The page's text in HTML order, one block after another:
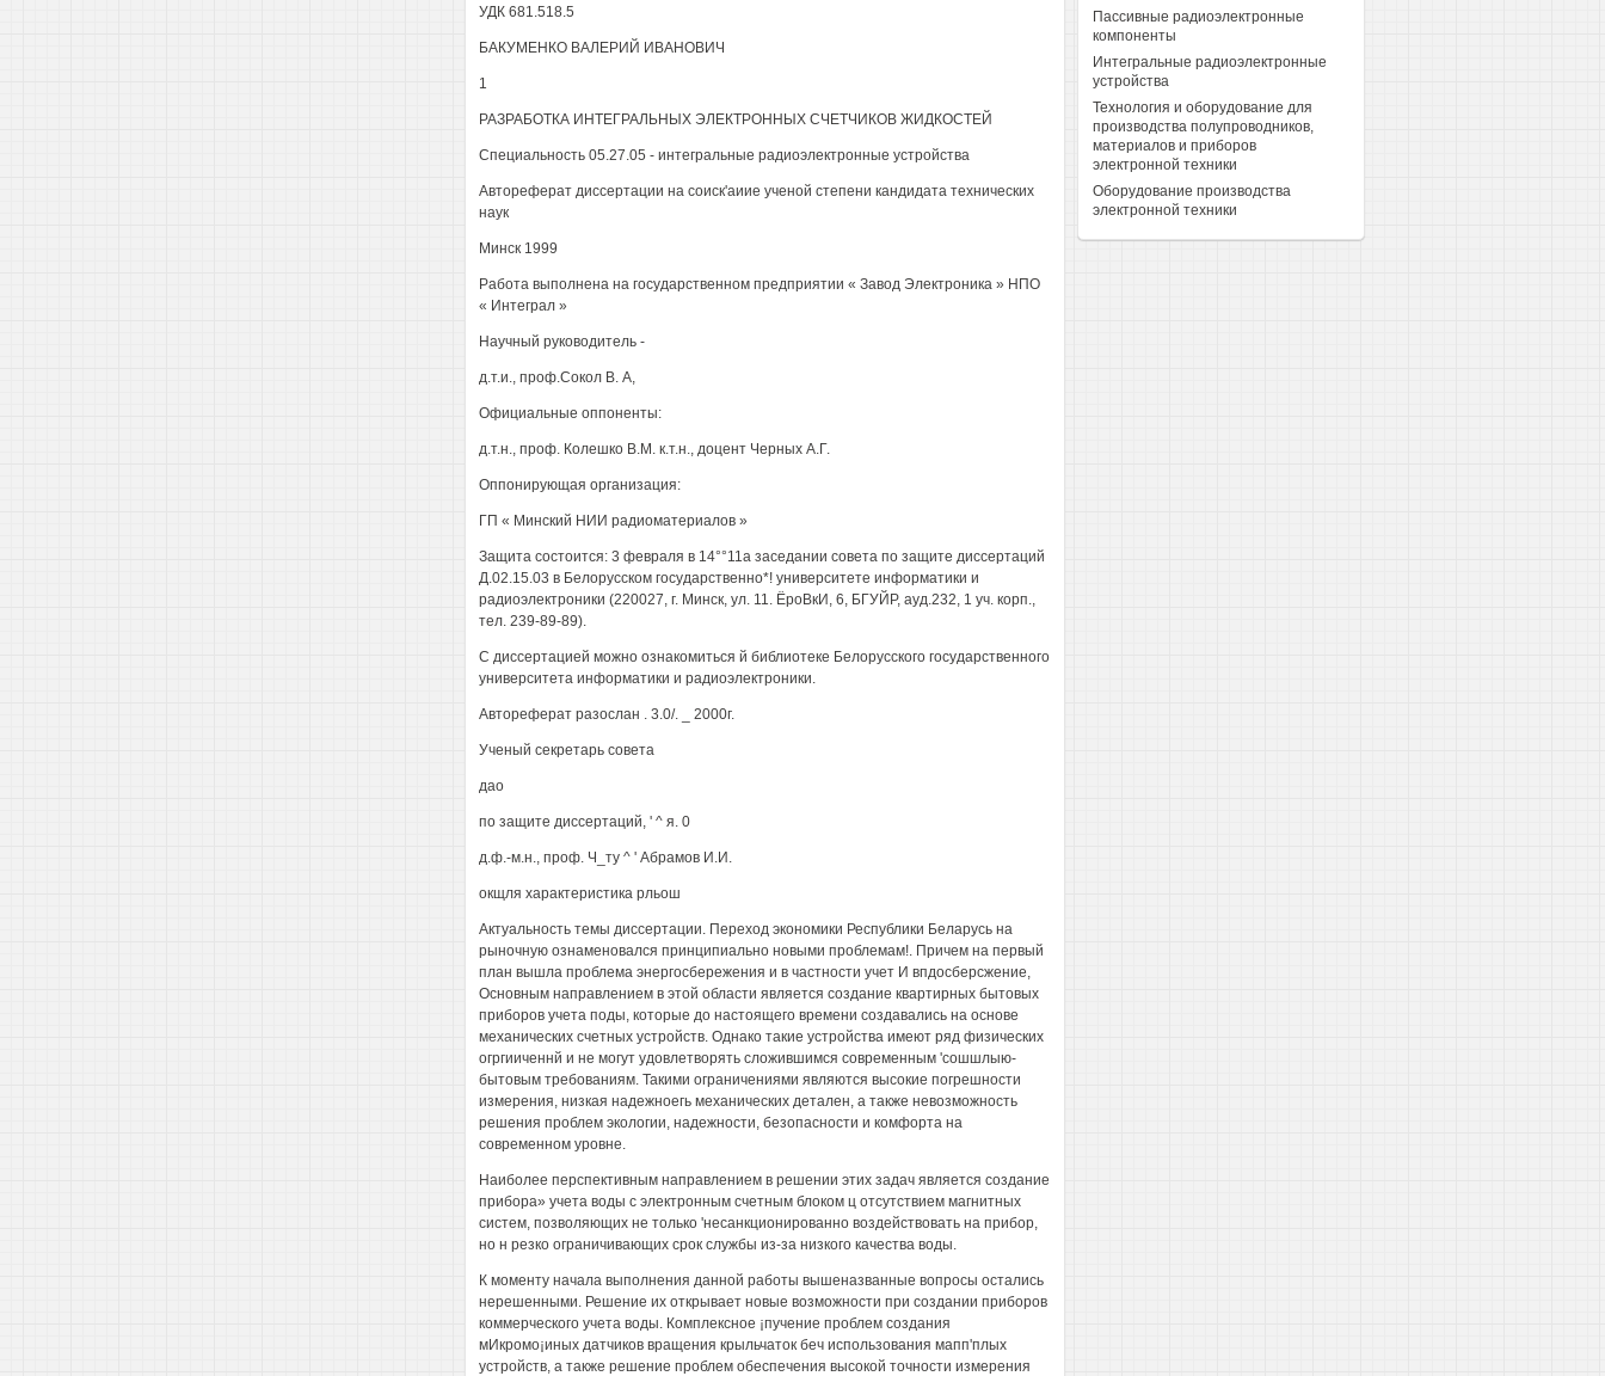
УДК 681.518.5
БАКУМЕНКО ВАЛЕРИЙ ИВАНОВИЧ
1
РАЗРАБОТКА ИНТЕГРАЛЬНЫХ ЭЛЕКТРОННЫХ СЧЕТЧИКОВ ЖИДКОСТЕЙ
Специальность 05.27.05 - интегральные радиоэлектронные устройства
Автореферат диссертации на соиск'аиие ученой степени кандидата технических
наук
Минск 1999
Работа выполнена на государственном предприятии « Завод Электроника » НПО
« Интеграл »
Научный руководитель -
д.т.и., проф.Сокол В. А,
Официальные оппоненты:
д.т.н., проф. Колешко В.М. к.т.н., доцент Черных А.Г.
Оппонирующая организация:
ГП « Минский НИИ радиоматериалов »
Защита состоится: 3 февраля в 14°°11а заседании совета по защите диссертаций
Д.02.15.03 в Белорусском государственно*! университете информатики и
радиоэлектроники (220027, г. Минск, ул. 11. ЁроВкИ, 6, БГУЙР, ауд.232, 1 уч. корп.,
тел. 239-89-89).
С диссертацией можно ознакомиться й библиотеке Белорусского государственного
университета информатики и радиоэлектроники.
Автореферат разослан . 3.0/. _ 2000г.
Ученый секретарь совета
дао
по защите диссертаций, ' ^ я. 0
д.ф.-м.н., проф. Ч_ту ^ ' Абрамов И.И.
окщля характеристика рльош
Актуальность темы диссертации. Переход экономики Республики Беларусь на
рыночную ознаменовался принципиально новыми проблемам!. Причем на первый
план вышла проблема энергосбережения и в частности учет И впдосберсжение,
Основным направлением в этой области является создание квартирных бытовых
приборов учета поды, которые до настоящего времени создавались на основе
механических счетных устройств. Однако такие устройства имеют ряд физических
огргииченнй и не могут удовлетворять сложившимся современным 'сошшлыю-
бытовым требованиям. Такими ограничениями являются высокие погрешности
измерения, низкая надежноегь механических детален, а также невозможность
решения проблем экологии, надежности, безопасности и комфорта на
современном уровне.
Наиболее перспективным направлением в решении этих задач является создание
прибора» учета воды с электронным счетным блоком ц отсутствием магнитных
систем, позволяющих не только 'несанкционированно воздействовать на прибор,
но н резко ограничивающих срок службы из-за низкого качества воды.
К моменту начала выполнения данной работы вышеназванные вопросы остались
нерешенными. Решение их открывает новые возможности при создании приборов
коммерческого учета воды. Комплексное ¡пучение проблем создания
мИкромо¡иных датчиков вращения крыльчаток беч использования мапп'плых
устройств, а также решение проблем обеспечения высокой точности измерения
Пассивные радиоэлектронные
компоненты
Интегральные радиоэлектронные
устройства
Технология и оборудование для
производства полупроводников,
материалов и приборов
электронной техники
Оборудование производства
электронной техники